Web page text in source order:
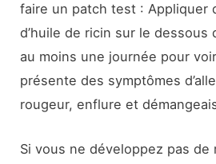
faire un patch test : Appliquer
d’huile de ricin sur le dessous
au moins une journée pour
présente des symptômes
rougeur, enflure et
Si vous ne développez pas de